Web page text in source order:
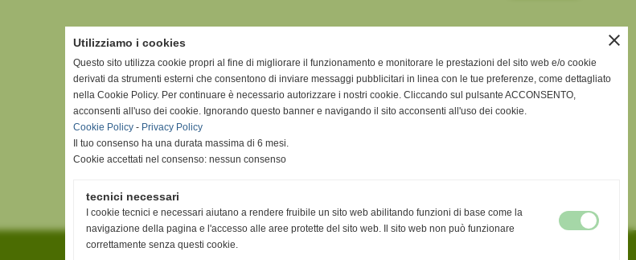
close
Utilizziamo i cookies
Questo sito utilizza cookie propri al fine di migliorare il funzionamento e monitorare le prestazioni del sito web e/o cookie
derivati da strumenti esterni che consentono di inviare messaggi pubblicitari in linea con le tue preferenze, come dettagliato
nella Cookie Policy. Per continuare è necessario autorizzare i nostri cookie. Cliccando sul pulsante ACCONSENTO,
acconsenti all'uso dei cookie. Ignorando questo banner e navigando il sito acconsenti all'uso dei cookie.
Cookie Policy - Privacy Policy
Il tuo consenso ha una durata massima di 6 mesi.
Cookie accettati nel consenso: nessun consenso
tecnici necessari
I cookie tecnici e necessari aiutano a rendere fruibile un sito web abilitando funzioni di base come la
navigazione della pagina e l'accesso alle aree protette del sito web. Il sito web non può funzionare
correttamente senza questi cookie.